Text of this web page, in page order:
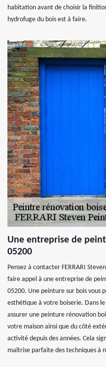
habitation avant de choisir la
hydrofuge du bois est à faire.
Une entreprise de
05200
Pensez à contacter FERRARI
faire appel à une entreprise de
05200. Une peinture sur bois vous
esthétique à votre boiserie. Dans
assurer une peinture rénovation
votre maison ainsi que du côté
activité depuis des années. Cela
maîtrise parfaite des techniques